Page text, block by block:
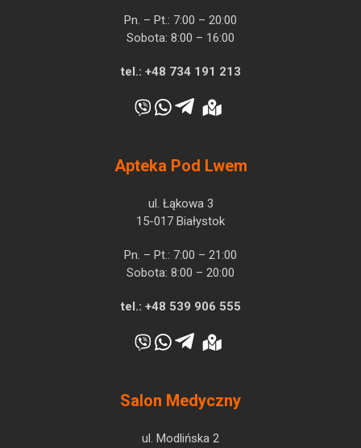
Pn. – Pt.: 7:00 – 20:00
Sobota: 8:00 – 16:00
tel.: +48 734 191 213
Apteka Pod Lwem
ul. Łąkowa 3
15-017 Białystok
Pn. – Pt.: 7:00 – 21:00
Sobota: 8:00 – 20:00
tel.: +48 539 906 555
Salon Medyczny
ul. Modlińska 2